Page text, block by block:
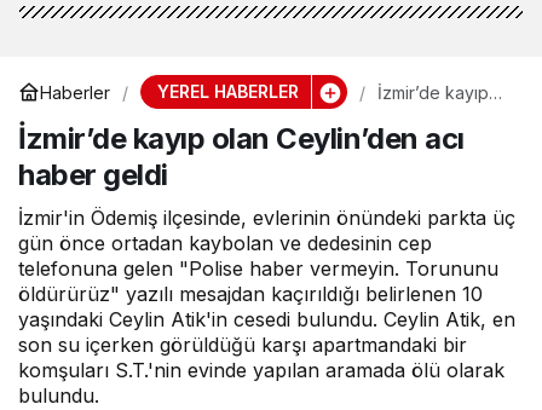
Haberler YEREL HABERLER
İzmir’de kayıp
acı haber geldi
İzmir’de kayıp olan Ceylin’den acı
haber geldi
İzmir'in Ödemiş ilçesinde, evlerinin önündeki parkta üç
gün önce ortadan kaybolan ve dedesinin cep
telefonuna gelen "Polise haber vermeyin. Torununu
öldürürüz" yazılı mesajdan kaçırıldığı belirlenen 10
yaşındaki Ceylin Atik'in cesedi bulundu. Ceylin Atik, en
son su içerken görüldüğü karşı apartmandaki bir
komşuları S.T.'nin evinde yapılan aramada ölü olarak
bulundu.